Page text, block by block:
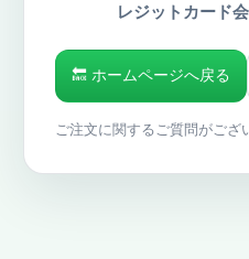
レジットカード
🔙 ホームページへ戻る
ご注文に関するご質問がご